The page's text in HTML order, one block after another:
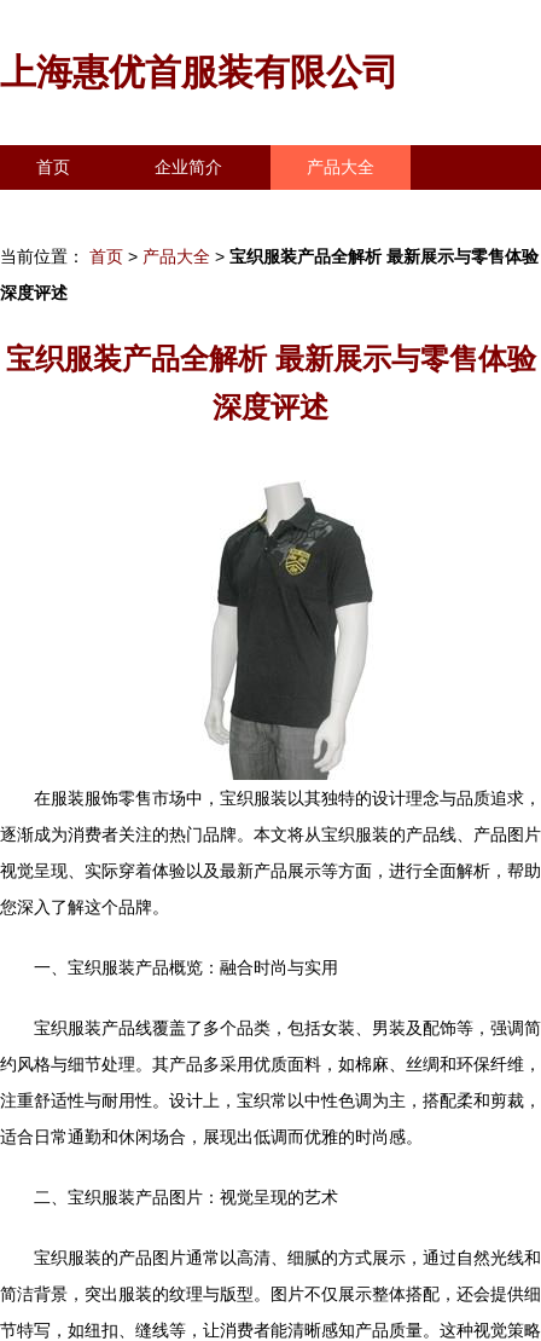
上海惠优首服装有限公司
首页 企业简介 产品大全
当前位置： 首页 > 产品大全 > 宝织服装产品全解析 最新展示与零售体验
深度评述
宝织服装产品全解析 最新展示与零售体验
深度评述
在服装服饰零售市场中，宝织服装以其独特的设计理念与品质追求，
逐渐成为消费者关注的热门品牌。本文将从宝织服装的产品线、产品图片
视觉呈现、实际穿着体验以及最新产品展示等方面，进行全面解析，帮助
您深入了解这个品牌。
一、宝织服装产品概览：融合时尚与实用
宝织服装产品线覆盖了多个品类，包括女装、男装及配饰等，强调简
约风格与细节处理。其产品多采用优质面料，如棉麻、丝绸和环保纤维，
注重舒适性与耐用性。设计上，宝织常以中性色调为主，搭配柔和剪裁，
适合日常通勤和休闲场合，展现出低调而优雅的时尚感。
二、宝织服装产品图片：视觉呈现的艺术
宝织服装的产品图片通常以高清、细腻的方式展示，通过自然光线和
简洁背景，突出服装的纹理与版型。图片不仅展示整体搭配，还会提供细
节特写，如纽扣、缝线等，让消费者能清晰感知产品质量。这种视觉策略